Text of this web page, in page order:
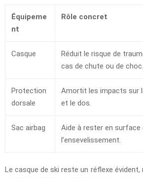
Équipeme
nt
Rôle concret
Casque
Réduit le risque de
cas de chute ou de choc.
Protection
dorsale
Amortit les impacts sur
et le dos.
Sac airbag
Aide à rester en surface
l’ensevelissement.
Le casque de ski reste un réflexe